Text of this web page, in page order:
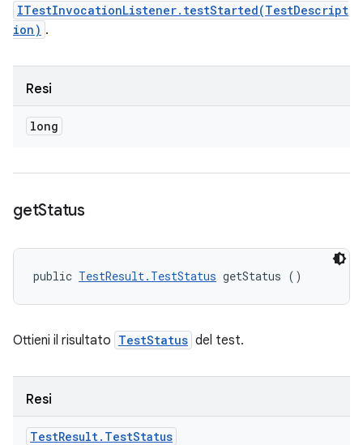
ITestInvocationListener.testStarted(TestDescript
ion) .
Resi
long
getStatus
public TestResult.TestStatus getStatus ()
Ottieni il risultato TestStatus del test.
Resi
TestResult. TestStatus